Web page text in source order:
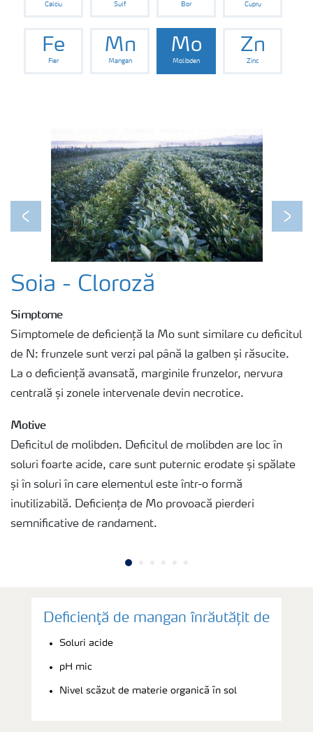
Calciu Sulf Bor Cupru
Fe
Fier
Mn
Mangan
Mo
Molibden
Zn
Zinc
Previous Next
Soia - Cloroză
Simptome
Simptomele de deficiență la Mo sunt similare cu deficitul
de N: frunzele sunt verzi pal până la galben și răsucite.
La o deficiență avansată, marginile frunzelor, nervura
centrală și zonele intervenale devin necrotice.
Motive
Deficitul de molibden. Deficitul de molibden are loc în
soluri foarte acide, care sunt puternic erodate și spălate
și în soluri în care elementul este într-o formă
inutilizabilă. Deficiența de Mo provoacă pierderi
semnificative de randament.
Deficienţă de mangan înrăutățit de
Soluri acide
pH mic
Nivel scăzut de materie organică în sol